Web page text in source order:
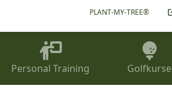
PLANT-MY-TREE®
Personal Training Golfkurse